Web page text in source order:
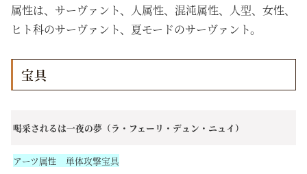
属性は、サーヴァント、人属性、混沌属性、人型、女性、
ヒト科のサーヴァント、夏モードのサーヴァント。
宝具
喝采されるは一夜の夢（ラ・フェーリ・デュン・ニュイ）
アーツ属性 単体攻撃宝具